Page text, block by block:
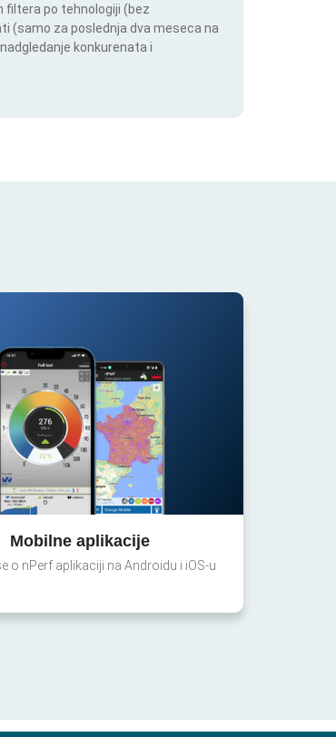
filtera po tehnologiji (bez
(samo za poslednja dva meseca na
konkurenata i
Mobilne aplikacije
o nPerf aplikaciji na Androidu i iOS-u